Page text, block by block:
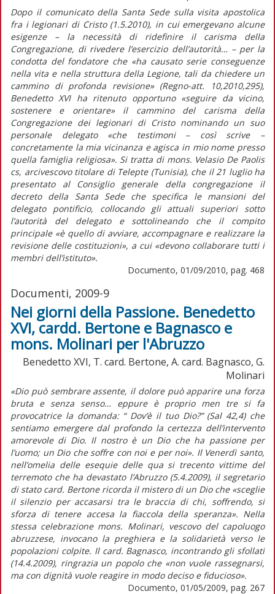
Dopo il comunicato della Santa Sede sulla visita apostolica
fra i legionari di Cristo (1.5.2010), in cui emergevano alcune
esigenze – la necessità di ridefinire il carisma della
Congregazione, di rivedere l’esercizio dell’autorità… – per la
condotta del fondatore che «ha causato serie conseguenze
nella vita e nella struttura della Legione, tali da chiedere un
cammino di profonda revisione» (Regno-att. 10,2010,295),
Benedetto XVI ha ritenuto opportuno «seguire da vicino,
sostenere e orientare» il cammino del carisma della
Congregazione dei legionari di Cristo nominando un suo
personale delegato «che testimoni – così scrive –
concretamente la mia vicinanza e agisca in mio nome presso
quella famiglia religiosa». Si tratta di mons. Velasio De Paolis
cs, arcivescovo titolare di Telepte (Tunisia), che il 21 luglio ha
presentato al Consiglio generale della congregazione il
decreto della Santa Sede che specifica le mansioni del
delegato pontificio, collocando gli attuali superiori sotto
l’autorità del delegato e sottolineando che il compito
principale «è quello di avviare, accompagnare e realizzare la
revisione delle costituzioni», a cui «devono collaborare tutti i
membri dell’istituto».
Documento, 01/09/2010, pag. 468
Documenti, 2009-9
Nei giorni della Passione. Benedetto
XVI, cardd. Bertone e Bagnasco e
mons. Molinari per l'Abruzzo
Benedetto XVI, T. card. Bertone, A. card. Bagnasco, G.
Molinari
«Dio può sembrare assente, il dolore può apparire una forza
bruta e senza senso… eppure è proprio men tre si fa
provocatrice la domanda: “ Dov’è il tuo Dio?” (Sal 42,4) che
sentiamo emergere dal profondo la certezza dell’intervento
amorevole di Dio. Il nostro è un Dio che ha passione per
l’uomo; un Dio che soffre con noi e per noi». Il Venerdì santo,
nell’omelia delle esequie delle qua si trecento vittime del
terremoto che ha devastato l’Abruzzo (5.4.2009), il segretario
di stato card. Bertone ricorda il mistero di un Dio che «sceglie
il silenzio per accasarsi tra le braccia di chi, soffrendo, si
sforza di tenere accesa la fiaccola della speranza». Nella
stessa celebrazione mons. Molinari, vescovo del capoluogo
abruzzese, invocano la preghiera e la solidarietà verso le
popolazioni colpite. Il card. Bagnasco, incontrando gli sfollati
(14.4.2009), ringrazia un popolo che «non vuole rassegnarsi,
ma con dignità vuole reagire in modo deciso e fiducioso».
Documento, 01/05/2009, pag. 267